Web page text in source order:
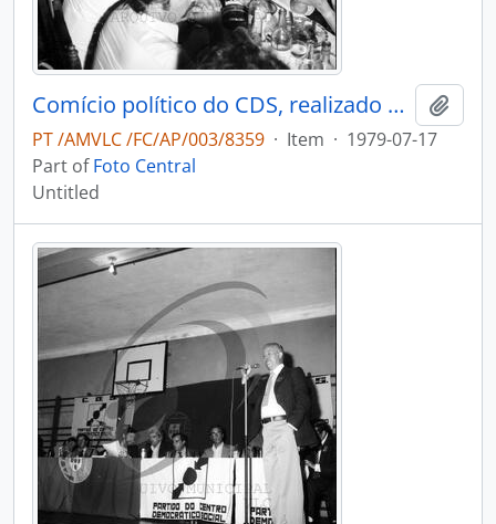
Comício político do CDS, realizado em Oliveira de Azeméis
PT /AMVLC /FC/AP/003/8359 · Item · 1979-07-17
Part ofFoto Central
Untitled